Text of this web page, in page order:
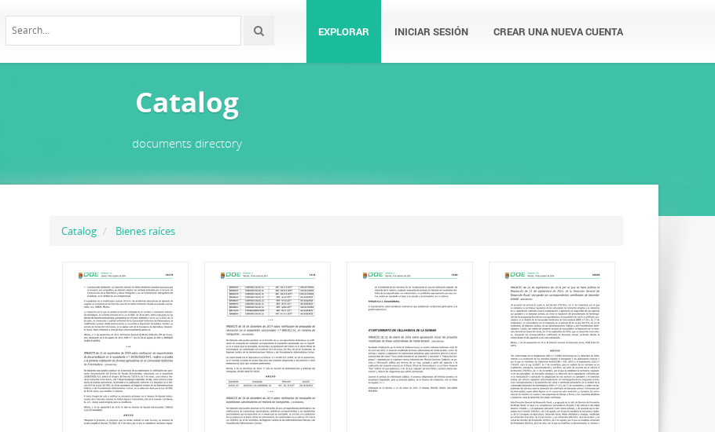
EXPLORAR INICIAR SESIÓN CREAR UNA NUEVA CUENTA
Catalog
documents directory
Catalog Bienes raíces